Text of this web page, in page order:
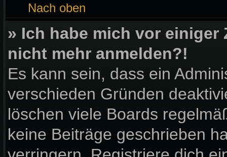
Nach oben
» Ich habe mich vor
nicht mehr anmelden?!
Es kann sein, dass ein
verschieden Gründen
löschen viele Boards
keine Beiträge geschrieben